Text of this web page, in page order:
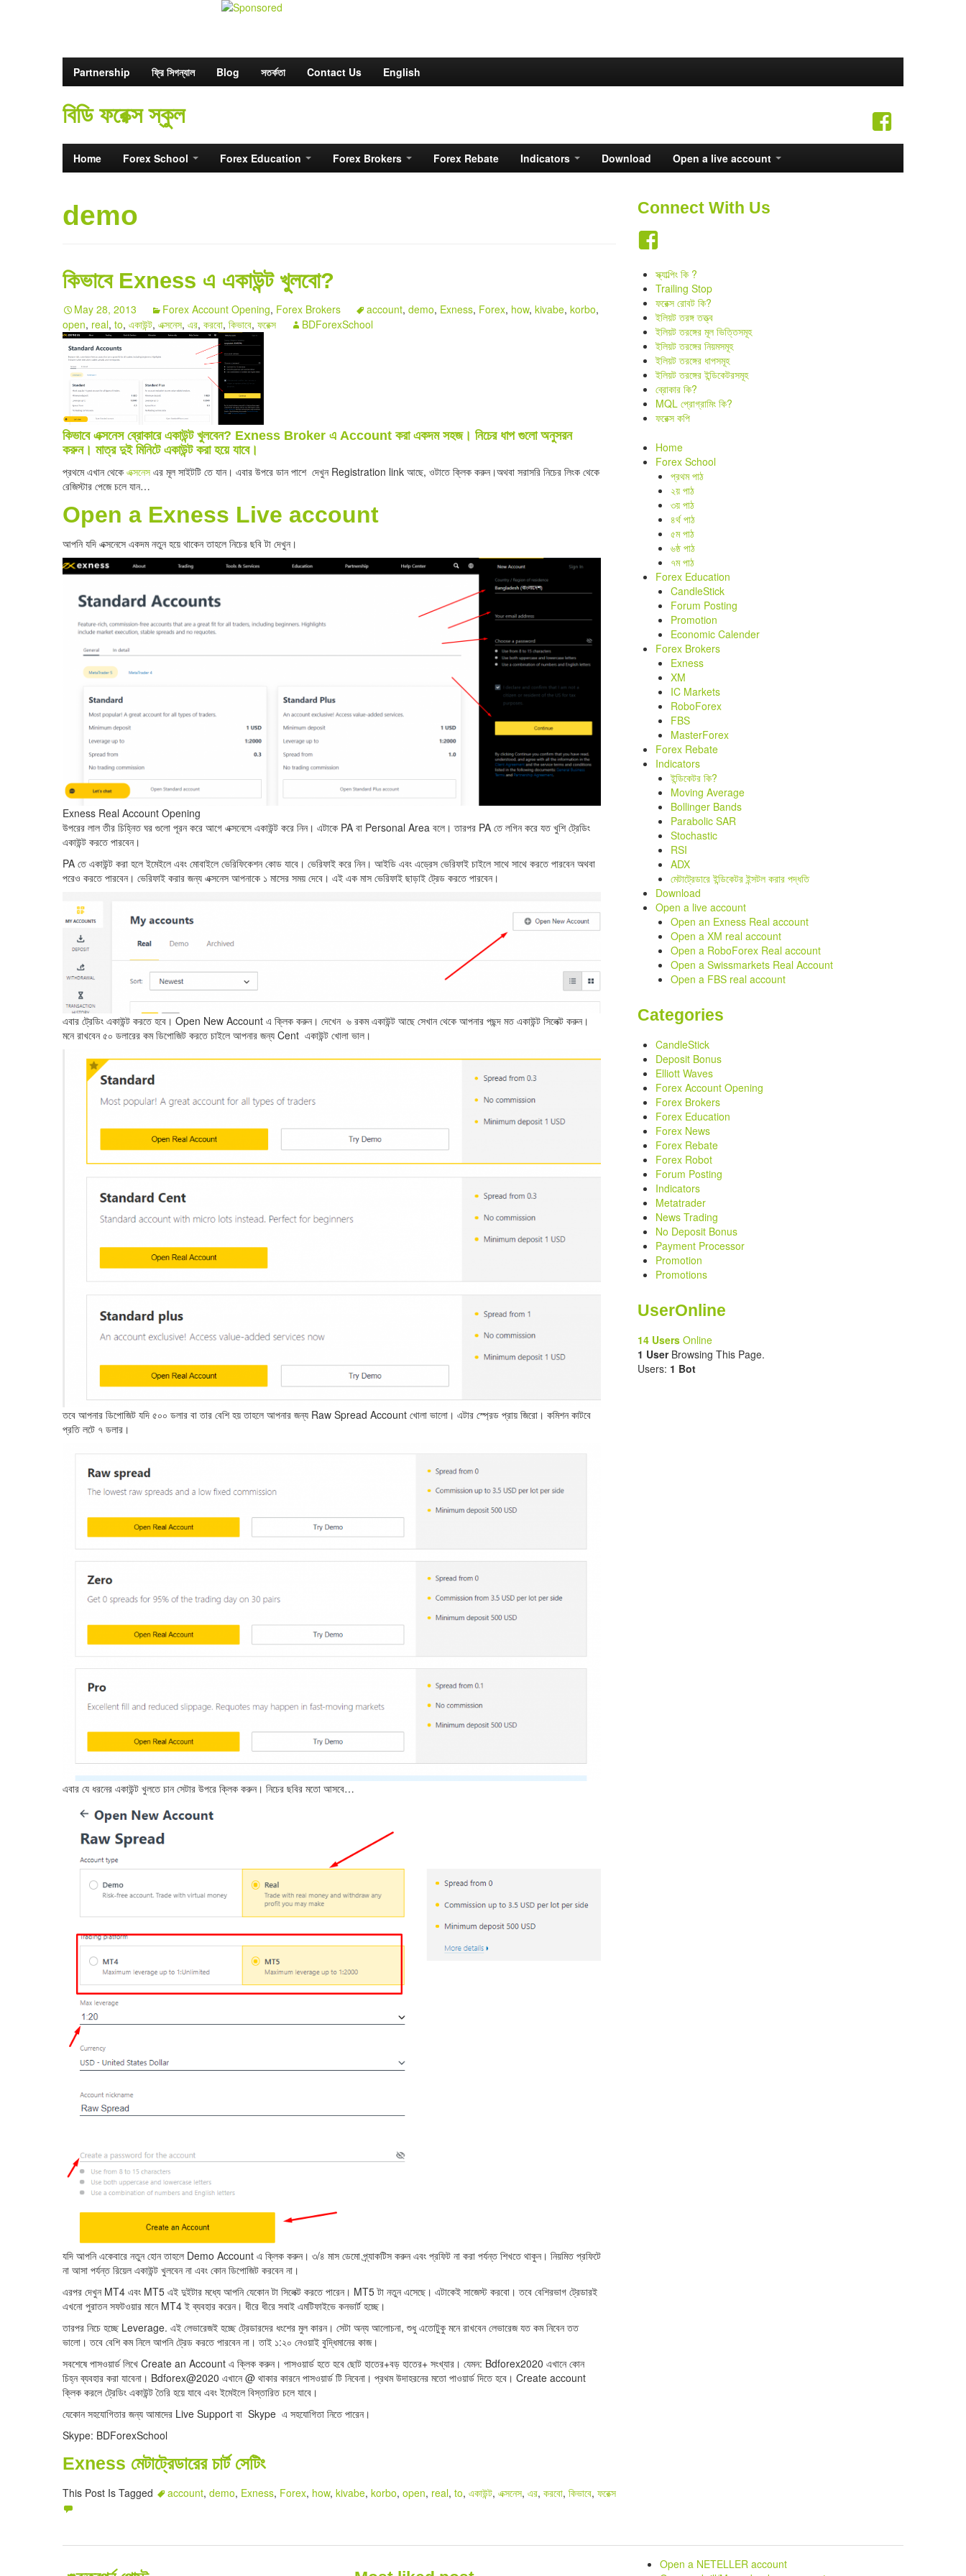
Partnership ফ্রি সিগন্যাল Blog সতর্কতা Contact Us English
বিডি ফরেক্স স্কুল
Home Forex School Forex Education Forex Brokers Forex Rebate Indicators Download Open a live account
demo
কিভাবে Exness এ একাউন্ট খুলবো?
May 28, 2013 Forex Account Opening, Forex Brokers account, demo, Exness, Forex, how, kivabe, korbo,
open, real, to, একাউন্ট, এক্সনেস, এর, করবো, কিভাবে, ফরেক্স BDForexSchool
কিভাবে এক্সনেস ব্রোকারে একাউন্ট খুলবেন? Exness Broker এ Account করা একদম সহজ। নিচের ধাপ গুলো অনুসরন
করুন। মাত্র দুই মিনিটে একাউন্ট করা হয়ে যাবে।
প্রথমে এখান থেকে এক্সনেস এর মূল সাইটটি তে যান। এবার উপরে ডান পাশে দেখুন Registration link আছে, ওটাতে ক্লিক করুন।অথবা সরাসরি নিচের লিংক থেকে
রেজিস্টার পেজে চলে যান…
Open a Exness Live account
আপনি যদি এক্সনেসে একদম নতুন হয়ে থাকেন তাহলে নিচের ছবি টা দেখুন।
Exness Real Account Opening
উপরের লাল তীর চিহ্নিত ঘর গুলো পূরন করে আগে এক্সনেসে একাউন্ট করে নিন। এটাকে PA বা Personal Area বলে। তারপর PA তে লগিন করে যত খুশি ট্রেডিং
একাউন্ট করতে পারবেন।
PA তে একাউন্ট করা হলে ইমেইলে এবং মোবাইলে ভেরিফিকেশন কোড যাবে। ভেরিফাই করে নিন। আইডি এবং এড্রেস ভেরিফাই চাইলে সাথে সাথে করতে পারবেন অথবা
পরেও করতে পারবেন। ভেরিফাই করার জন্য এক্সনেস আপনাকে ১ মাসের সময় দেবে। এই এক মাস ভেরিফাই ছাড়াই ট্রেড করতে পারবেন।
এবার ট্রেডিং একাউন্ট করতে হবে। Open New Account এ ক্লিক করুন। দেখেন ৬ রকম একাউন্ট আছে সেখান থেকে আপনার পছন্দ মত একাউন্ট সিলেক্ট করুন।
মনে রাখবেন ৫০ ডলারের কম ডিপোজিট করতে চাইলে আপনার জন্য Cent একাউন্ট খোলা ভাল।
তবে আপনার ডিপোজিট যদি ৫০০ ডলার বা তার বেশি হয় তাহলে আপনার জন্য Raw Spread Account খোলা ভালো। এটার স্প্রেড প্রায় জিরো। কমিশন কাটবে
প্রতি লটে ৭ ডলার।
এবার যে ধরনের একাউন্ট খুলতে চান সেটার উপরে ক্লিক করুন। নিচের ছবির মতো আসবে…
যদি আপনি একেবারে নতুন হোন তাহলে Demo Account এ ক্লিক করুন। ৩/৪ মাস ডেমো প্র্যাকটিস করুন এবং প্রফিট না করা পর্যন্ত শিখতে থাকুন। নিয়মিত প্রফিটে
না আসা পর্যন্ত রিয়েল একাউন্ট খুলবেন না এবং কোন ডিপোজিট করবেন না।
এরপর দেখুন MT4 এবং MT5 এই দুইটার মধ্যে আপনি যেকোন টা সিলেক্ট করতে পারেন। MT5 টা নতুন এসেছে। এটাকেই সাজেস্ট করবো। তবে বেশিরভাগ ট্রেডারই
এখনো পুরাতন সফটওয়ার মানে MT4 ই ব্যবহার করেন। ধীরে ধীরে সবাই এমটিফাইভে কনভার্ট হচ্ছে।
তারপর নিচে হচ্ছে Leverage. এই লেভারেজই হচ্ছে ট্রেডারদের ধংশের মুল কারন। সেটা অন্য আলোচনা, শুধু এতোটুকু মনে রাখবেন লেভারেজ যত কম নিবেন তত
ভালো। তবে বেশি কম নিলে আপনি ট্রেড করতে পারবেন না। তাই ১:২০ নেওয়াই বুদ্ধিমানের কাজ।
সবশেষে পাসওয়ার্ড লিখে Create an Account এ ক্লিক করুন। পাসওয়ার্ড হতে হবে ছোট হাতের+বড় হাতের+ সংখ্যার। যেমন: Bdforex2020 এখানে কোন
চিহ্ন ব্যবহার করা যাবেনা। Bdforex@2020 এখানে @ থাকার কারনে পাসওয়ার্ড টি নিবেনা। প্রথম উদাহরনের মতো পাওয়ার্ড দিতে হবে। Create account
ক্লিক করলে ট্রেডিং একাউন্ট তৈরি হয়ে যাবে এবং ইমেইলে বিস্তারিত চলে যাবে।
যেকোন সহযোগিতার জন্য আমাদের Live Support বা Skype এ সহযোগিতা নিতে পারেন।
Skype: BDForexSchool
Exness মেটাট্রেডারের চার্ট সেটিং
This Post Is Tagged account, demo, Exness, Forex, how, kivabe, korbo, open, real, to, একাউন্ট, এক্সনেস, এর, করবো, কিভাবে, ফরেক্স
Connect With Us
স্ক্যাল্পিং কি ?
Trailing Stop
ফরেক্স রোবট কি?
ইলিয়ট তরঙ্গ তত্ত্ব
ইলিয়ট তরঙ্গের মূল ভিত্তিসমূহ
ইলিয়ট তরঙ্গের নিয়মসমূহ
ইলিয়ট তরঙ্গের ধাপসমূহ
ইলিয়ট তরঙ্গের ইন্ডিকেটরসমূহ
ব্রোকার কি?
MQL প্রোগ্রামিং কি?
ফরেক্স কপি
Home
Forex School
প্রথম পাঠ
২য় পাঠ
৩য় পাঠ
৪র্থ পাঠ
৫ম পাঠ
৬ষ্ঠ পাঠ
৭ম পাঠ
Forex Education
CandleStick
Forum Posting
Promotion
Economic Calender
Forex Brokers
Exness
XM
IC Markets
RoboForex
FBS
MasterForex
Forex Rebate
Indicators
ইন্ডিকেটর কি?
Moving Average
Bollinger Bands
Parabolic SAR
Stochastic
RSI
ADX
মেটাট্রেডারে ইন্ডিকেটর ইন্সটল করার পদ্ধতি
Download
Open a live account
Open an Exness Real account
Open a XM real account
Open a RoboForex Real account
Open a Swissmarkets Real Account
Open a FBS real account
Categories
CandleStick
Deposit Bonus
Elliott Waves
Forex Account Opening
Forex Brokers
Forex Education
Forex News
Forex Rebate
Forex Robot
Forum Posting
Indicators
Metatrader
News Trading
No Deposit Bonus
Payment Processor
Promotion
Promotions
UserOnline
14 Users Online
1 UserBrowsing This Page.
Users: 1 Bot
Open a NETELLER account